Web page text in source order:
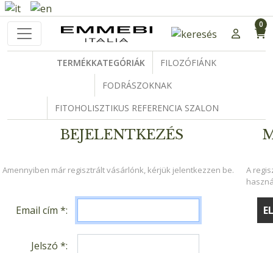
TERMÉKKATEGÓRIÁK
FILOZÓFIÁNK
FODRÁSZOKNAK
FITOHOLISZTIKUS REFERENCIA SZALON
0
BEJELENTKEZÉS
Amennyiben már regisztrált vásárlónk, kérjük jelentkezzen be.
A
Email cím *:
Jelszó *: